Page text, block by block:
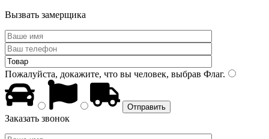
Вызвать замерщика
Пожалуйста, докажите, что вы человек, выбрав Флаг.
Заказать звонок